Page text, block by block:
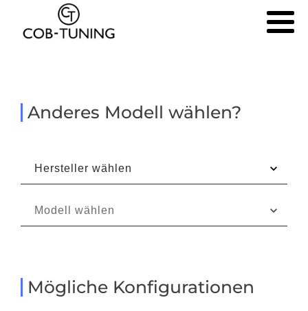
Anderes Modell wählen?
Mögliche Konfigurationen